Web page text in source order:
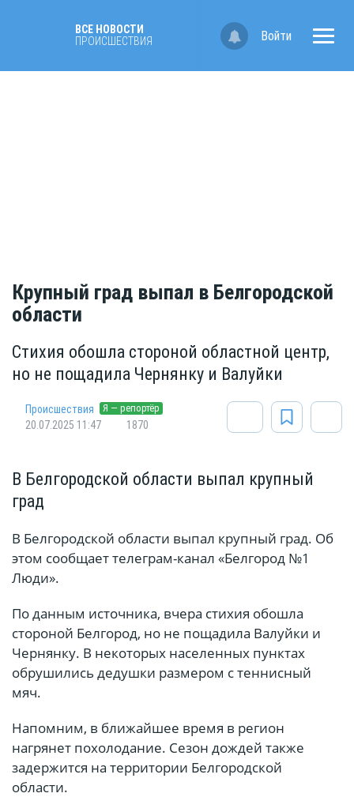
ВСЕ НОВОСТИ
ПРОИСШЕСТВИЯ
Войти
Крупный град выпал в Белгородской
области
Стихия обошла стороной областной центр,
но не пощадила Чернянку и Валуйки
Происшествия Я — репортёр
20.07.2025 11:47 1870
В Белгородской области выпал крупный
град
В Белгородской области выпал крупный град. Об
этом сообщает телеграм-канал «Белгород №1
Люди».
По данным источника, вчера стихия обошла
стороной Белгород, но не пощадила Валуйки и
Чернянку. В некоторых населенных пунктах
обрушились дедушки размером с теннисный
мяч.
Напомним, в ближайшее время в регион
нагрянет похолодание. Сезон дождей также
задержится на территории Белгородской
области.